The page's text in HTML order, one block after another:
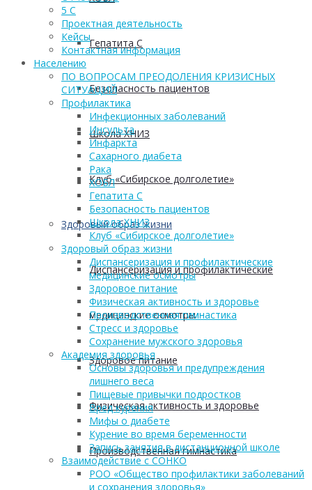
Гепатита С
Безопасность пациентов
Школа ХНИЗ
Клуб «Сибирское долголетие»
Здоровый образ жизни
Диспансеризация и профилактические
медицинские осмотры
Здоровое питание
Физическая активность и здоровье
Производственная гимнастика
5 С
Проектная деятельность
Кейсы
Контактная информация
Населению
ПО ВОПРОСАМ ПРЕОДОЛЕНИЯ КРИЗИСНЫХ
СИТУАЦИЙ
Профилактика
Инфекционных заболеваний
Инсульта
Инфаркта
Сахарного диабета
Рака
ХОБЛ
Гепатита С
Безопасность пациентов
Школа ХНИЗ
Клуб «Сибирское долголетие»
Здоровый образ жизни
Диспансеризация и профилактические
медицинские осмотры
Здоровое питание
Физическая активность и здоровье
Производственная гимнастика
Стресс и здоровье
Сохранение мужского здоровья
Академия здоровья
Основы здоровья и предупреждения
лишнего веса
Пищевые привычки подростков
Вред курения
Мифы о диабете
Курение во время беременности
Запись занятия в дистанционной школе
Взаимодействие с СОНКО
РОО «Общество профилактики заболеваний
и сохранения здоровья»